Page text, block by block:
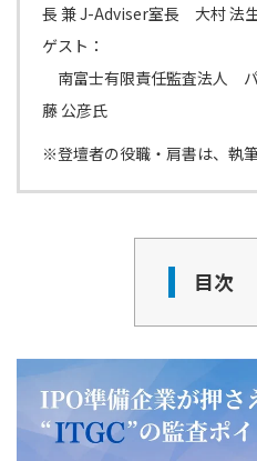
長 兼 J-Adviser室長 大村 法
ゲスト：
南富士有限責任監査法人
藤 公彦氏
※登壇者の役職・肩書は、執筆
目次